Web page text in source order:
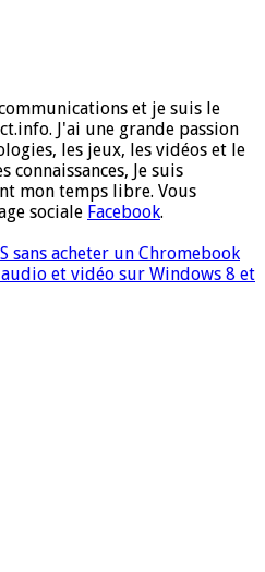
et je suis le
J'ai une grande passion
les jeux, les vidéos et le
connaissances, Je suis
mon temps libre. Vous
sociale Facebook.
sans acheter un Chromebook
et vidéo sur Windows 8 et